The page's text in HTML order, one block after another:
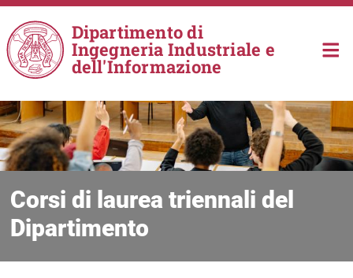
Salta al contenuto principale
Dipartimento di
Ingegneria Industriale e
dell'Informazione
Corsi di laurea triennali del
Dipartimento